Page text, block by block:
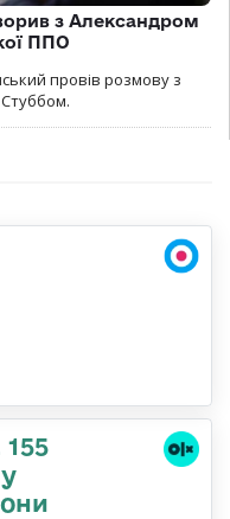
з Александром
ППО
провів розмову з